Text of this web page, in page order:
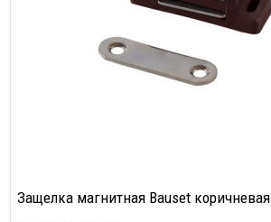
Защелка магнитная Bauset коричневая